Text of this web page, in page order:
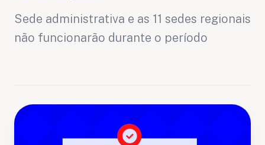
Sede administrativa e as 11 sedes regionais
não funcionarão durante o período